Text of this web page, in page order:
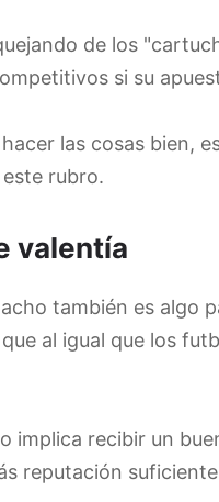
de los
si su
las cosas bien,
rubro.
valentía
también es algo
al igual que los
implica recibir un
reputación